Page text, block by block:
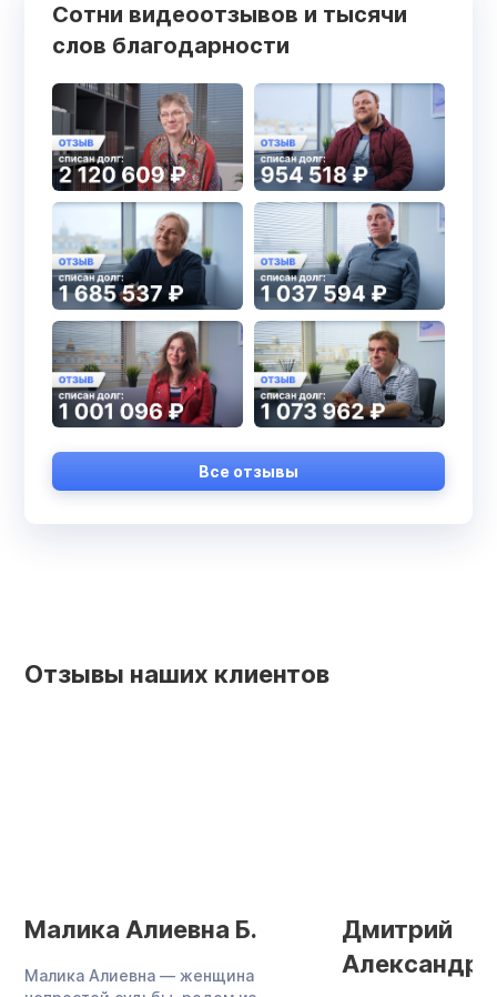
Сотни видеоотзывов и тысячи
слов благодарности
Все отзывы
Отзывы наших клиентов
Малика Алиевна Б.
Малика Алиевна — женщина
Дмитрий